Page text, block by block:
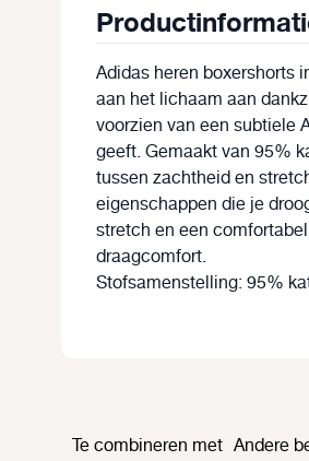
Adidas heren boxershorts
aan het lichaam aan
voorzien van een subtiele
geeft. Gemaakt van 95%
tussen zachtheid en
eigenschappen die je
stretch en een
draagcomfort.
Stofsamenstelling: 95%
Te combineren met Andere